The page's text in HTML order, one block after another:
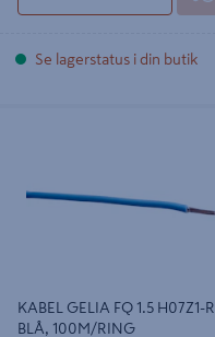
Se lagerstatus i din butik
KABEL GELIA FQ 1.5 H07Z1-R
BLÅ, 100M/RING